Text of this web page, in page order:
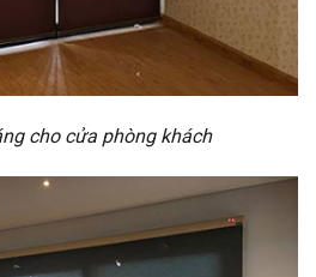
cho cửa phòng khách